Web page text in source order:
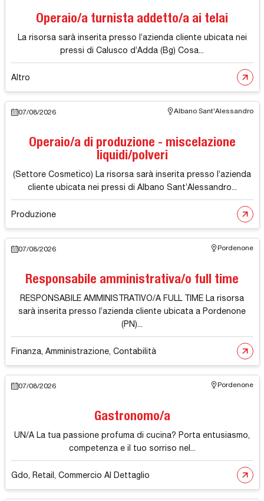
Operaio/a turnista addetto/a ai telai
La risorsa sarà inserita presso l’azienda cliente ubicata nei
pressi di Calusco d’Adda (Bg) Cosa...
Altro
07/08/2026 Albano Sant'Alessandro
Operaio/a di produzione - miscelazione
liquidi/polveri
(Settore Cosmetico) La risorsa sarà inserita presso l’azienda
cliente ubicata nei pressi di Albano Sant’Alessandro...
Produzione
07/08/2026 Pordenone
Responsabile amministrativa/o full time
RESPONSABILE AMMINISTRATIVO/A FULL TIME La risorsa
sarà inserita presso l’azienda cliente ubicata a Pordenone
(PN)...
Finanza, Amministrazione, Contabilità
07/08/2026 Pordenone
Gastronomo/a
UN/A La tua passione profuma di cucina? Porta entusiasmo,
competenza e il tuo sorriso nel...
Gdo, Retail, Commercio Al Dettaglio